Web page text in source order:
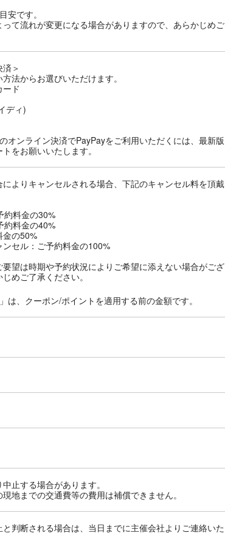
安です。
って流れが変更になる場合がありますので、あらかじめご
＞
法からお選びいただけます。
ード
ディ)
オンライン決済でPayPayをご利用いただくには、最新版
をお願いいたします。
によりキャンセルされる場合、下記のキャンセル料を頂戴
約料金の30%
約料金の40%
金の50%
ンセル：ご予約料金の100%
要望は時期や予約状況によりご希望に添えない場合がござ
めご了承ください。
は、クーポン/ポイントを適用する前の金額です。
止する場合があります。
地までの交通費等の費用は補償できません。
判断される場合は、当日までに主催会社よりご連絡いた